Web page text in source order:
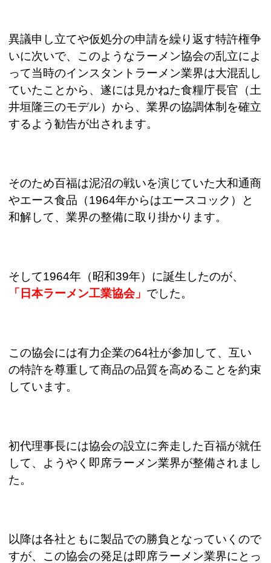
異議申し立てや仮処分の申請を繰り返す特許権争
いに次いで、このようなラーメン協会の乱立によ
って当時のインスタントラーメン業界は大混乱し
ていたことから、遂には見かねた食糧庁長官（土
井垣隆三のモデル）から、業界の協調体制を確立
するよう勧告が出されます。
そのため百福は泥沼の戦いを演じていた大和通商
やエース食品（1964年からはエースコック）と
和解して、業界の整備に取り掛かります。
そして1964年（昭和39年）に誕生したのが、
「日本ラーメン工業協会」 でした。
この協会には有力企業の64社が参加して、互い
の特許を尊重して商品の品質を高めることを約束
しています。
初代理事長には協会の設立に奔走した百福が就任
して、ようやく即席ラーメン業界が整備されまし
た。
以降は各社ともに製品での勝負となっていくので
すが、この協会の発足は即席ラーメン業界にとっ